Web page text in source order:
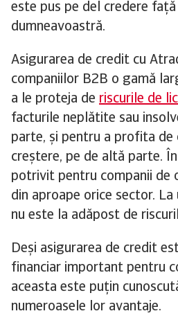
este pus pe del credere
dumneavoastră.
Asigurarea de credit cu
companiilor B2B o gamă
a le proteja de riscurile de
facturile neplătite sau
parte, și pentru a profita
creștere, pe de altă parte.
potrivit pentru companii de
din aproape orice sector. La
nu este la adăpost de
Deși asigurarea de credit
financiar important pentru
aceasta este puțin
numeroasele lor avantaje.